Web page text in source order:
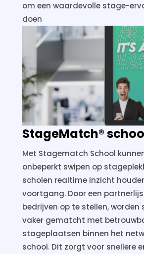
om een waardevolle stage-
doen
StageMatch®
Met Stagematch School
onbeperkt swipen op
scholen realtime inzicht
voortgang. Door een
bedrijven op te stellen, worden
vaker gematcht met
stageplaatsen binnen het
school. Dit zorgt voor snellere